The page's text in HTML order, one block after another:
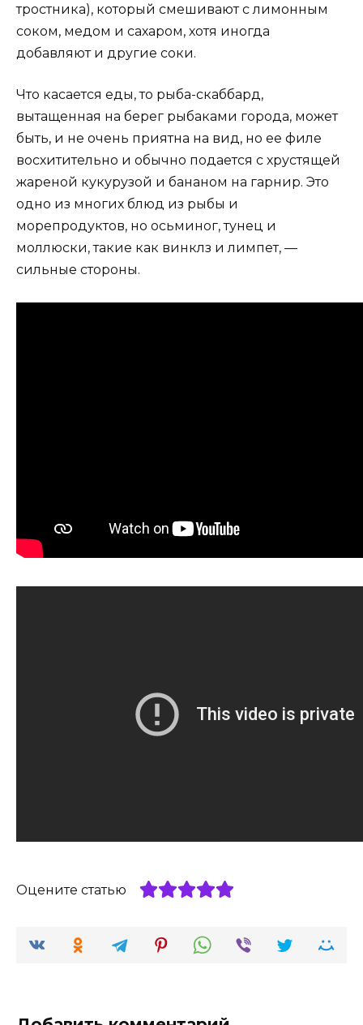
тростника), который смешивают с лимонным
соком, медом и сахаром, хотя иногда
добавляют и другие соки.
Что касается еды, то рыба-скаббард,
вытащенная на берег рыбаками города, может
быть, и не очень приятна на вид, но ее филе
восхитительно и обычно подается с хрустящей
жареной кукурузой и бананом на гарнир. Это
одно из многих блюд из рыбы и
морепродуктов, но осьминог, тунец и
моллюски, такие как винклз и лимпет, —
сильные стороны.
Оцените статью